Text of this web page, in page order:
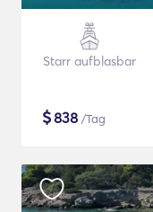
Starr aufblasbar
$838 /Tag